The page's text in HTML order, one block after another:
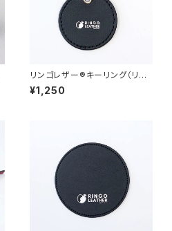
リンゴレザー®︎キーリング（リバ
ーシブル）
¥1,250